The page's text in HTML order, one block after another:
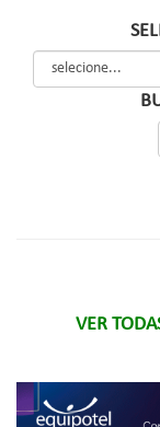
VER